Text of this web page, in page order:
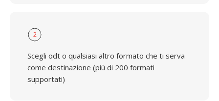
2
Scegli odt o qualsiasi altro formato che ti serva
come destinazione (più di 200 formati
supportati)